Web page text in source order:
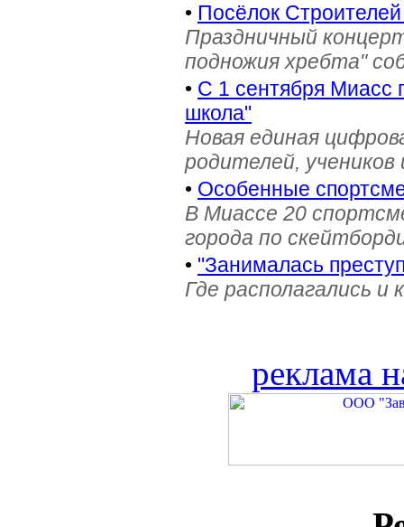
• Посёлок
Праздничный
подножия хребта"
• С 1 сентября Миасс
школа"
Новая единая
родителей, учеников
• Особенные
В Миассе 20
города по
• "Занималась
Где располагались и
реклама